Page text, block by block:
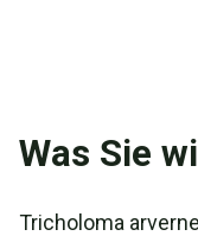
Was Sie
Tricholoma